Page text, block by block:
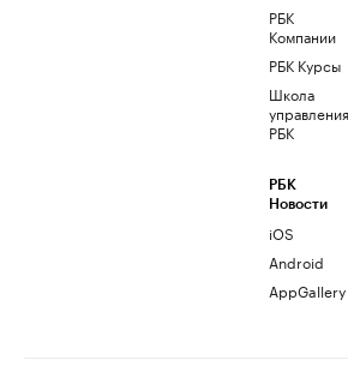
РБК
Компании
РБК Курсы
Школа
управления
РБК
РБК
Новости
iOS
Android
AppGallery